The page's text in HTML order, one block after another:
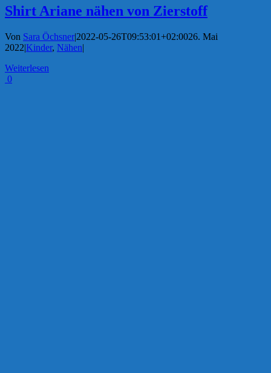
Shirt Ariane nähen von Zierstoff
Von Sara Öchsner|2022-05-26T09:53:01+02:0026. Mai
2022|Kinder, Nähen|
Weiterlesen
0